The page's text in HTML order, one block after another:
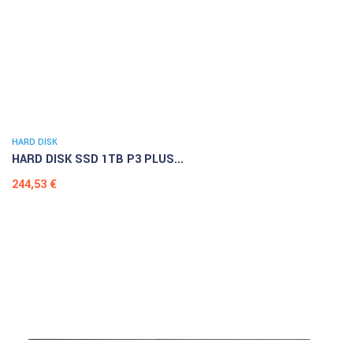
HARD DISK
HARD DISK SSD 1TB P3 PLUS...
Prezzo
244,53 €